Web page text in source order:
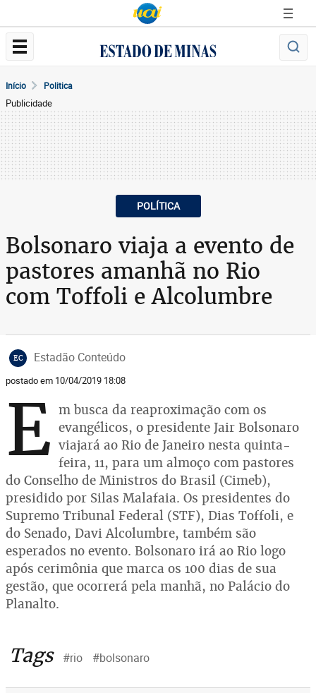
Início Politica
Publicidade
POLÍTICA
Bolsonaro viaja a evento de
pastores amanhã no Rio
com Toffoli e Alcolumbre
EC Estadão Conteúdo
postado em 10/04/2019 18:08
E m busca da reaproximação com os
evangélicos, o presidente Jair Bolsonaro
viajará ao Rio de Janeiro nesta quinta-
feira, 11, para um almoço com pastores
do Conselho de Ministros do Brasil (Cimeb),
presidido por Silas Malafaia. Os presidentes do
Supremo Tribunal Federal (STF), Dias Toffoli, e
do Senado, Davi Alcolumbre, também são
esperados no evento. Bolsonaro irá ao Rio logo
após cerimônia que marca os 100 dias de sua
gestão, que ocorrerá pela manhã, no Palácio do
Planalto.
Tags #rio #bolsonaro